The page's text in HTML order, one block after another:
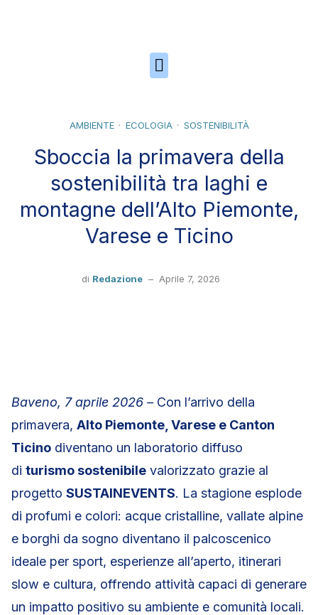
AMBIENTE ECOLOGIA SOSTENIBILITÀ
Sboccia la primavera della
sostenibilità tra laghi e
montagne dell’Alto Piemonte,
Varese e Ticino
di Redazione– Aprile 7, 2026
Baveno, 7 aprile 2026 –Con l’arrivo della
primavera, Alto Piemonte, Varese e Canton
Ticino diventano un laboratorio diffuso
di turismo sostenibile valorizzato grazie al
progetto SUSTAINEVENTS. La stagione esplode
di profumi e colori: acque cristalline, vallate alpine
e borghi da sogno diventano il palcoscenico
ideale per sport, esperienze all’aperto, itinerari
slow e cultura, offrendo attività capaci di generare
un impatto positivo su ambiente e comunità locali.